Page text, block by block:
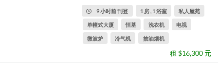
9 小时前 刊登 1 房 , 1 浴室 私人屋苑
单幢式大厦 恒基 洗衣机 电视
微波炉 冷气机 抽油烟机
租 $16,300 元